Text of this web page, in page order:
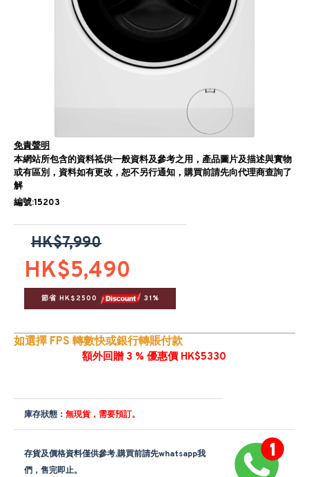
免責聲明
本網站所包含的資料祗供一般資料及參考之用，產品圖片及描述與實物
或有區別，資料如有更改，恕不另行通知，購買前請先向代理商查詢了
解
編號:15203
HK$5,490
HK$7,990
節省 HK$2500 31%
如選擇 FPS 轉數快或銀行轉賬付款
額外回贈 3 % 優惠價 HK$5330
庫存狀態： 無現貨，需要預訂。
存貨及價格資料僅供參考,購買前請先whatsapp我
們，售完即止。